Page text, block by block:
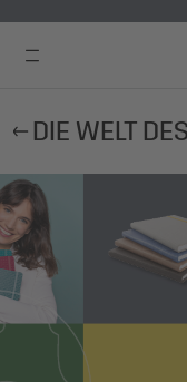
zum